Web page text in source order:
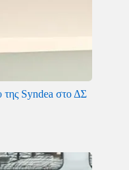
Syndea στο ΔΣ